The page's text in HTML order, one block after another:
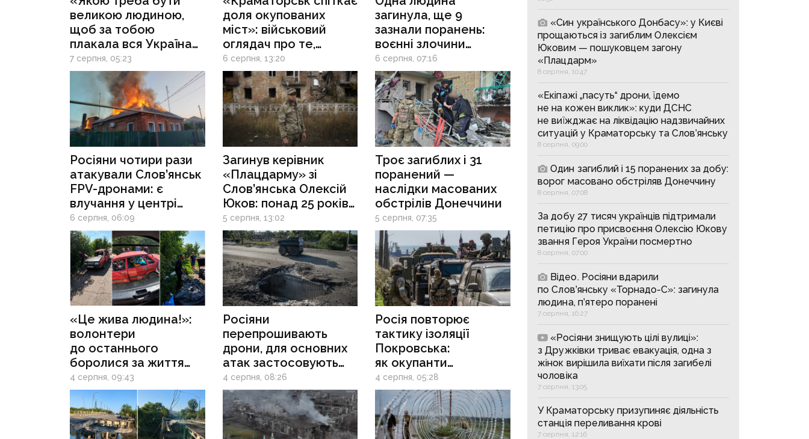
великою людиною,
щоб за тобою
плакала вся Україна»:
7 та 8 серпня
прощаються із
засновником
організації
«Плацдарм» Олексієм
Юковим
7 серпня, 05:23
доля окупованих
міст»: військовий
оглядач про те,
чи вдасться армії
рф захопити останню
агломерацію
Донеччини до кінця
2026 року
6 серпня, 13:20
загинула, ще 9
зазнали поранень:
воєнні злочини
рф на Донеччині
6 серпня, 07:16
Росіяни чотири рази
атакували Слов’янськ
FPV-дронами: є
влучання у центрі
міста
6 серпня, 06:09
Загинув керівник
«Плацдарму» зі
Слов’янська Олексій
Юков: понад 25 років
він шукав і повертав
тіла загиблих воїнів
5 серпня, 13:02
Троє загиблих і 31
поранений —
наслідки масованих
обстрілів Донеччини
5 серпня, 07:35
«Це жива людина!»:
волонтери
до останнього
боролися за життя
жінки після атаки
дрона на Донеччині
4 серпня, 09:43
Росіяни
перепрошивають
дрони, для основних
атак застосовують
КАБи: окупанти
змінюють тактику біля
Костянтинівки
та Покровська
4 серпня, 08:26
Росія повторює
тактику ізоляції
Покровська:
як окупанти
готуються до наступу
на Слов’янськ і
Краматорськ
4 серпня, 05:28
«Син українського Донбасу»: у Києві
прощаються із загиблим Олексієм
Юковим — пошуковцем загону
«Плацдарм»
8 серпня, 10:47
«Екіпажі „пасуть“ дрони, їдемо
не на кожен виклик»: куди ДСНС
не виїжджає на ліквідацію надзвичайних
ситуацій у Краматорську та Слов’янську
8 серпня, 09:00
Один загиблий і 15 поранених за добу:
ворог масовано обстріляв Донеччину
8 серпня, 07:08
За добу 27 тисяч українців підтримали
петицію про присвоєння Олексію Юкову
звання Героя України посмертно
8 серпня, 07:00
Відео. Росіяни вдарили
по Слов’янську «Торнадо-С»: загинула
людина, п’ятеро поранені
7 серпня, 16:27
«Росіяни знищують цілі вулиці»:
з Дружківки триває евакуація, одна з
жінок вирішила виїхати після загибелі
чоловіка
7 серпня, 13:05
У Краматорську призупиняє діяльність
станція переливання крові
7 серпня, 12:16